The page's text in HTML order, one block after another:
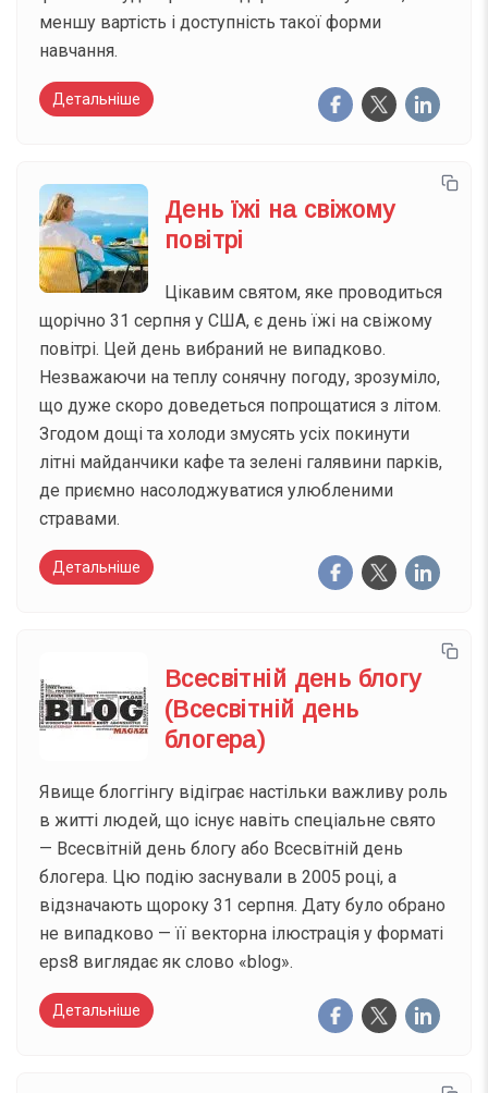
меншу вартість і доступність такої форми
навчання.
Детальніше
День їжі на свіжому
повітрі
Цікавим святом, яке проводиться
щорічно 31 серпня у США, є день їжі на свіжому
повітрі. Цей день вибраний не випадково.
Незважаючи на теплу сонячну погоду, зрозуміло,
що дуже скоро доведеться попрощатися з літом.
Згодом дощі та холоди змусять усіх покинути
літні майданчики кафе та зелені галявини парків,
де приємно насолоджуватися улюбленими
стравами.
Детальніше
Всесвітній день блогу
(Всесвітній день
блогера)
Явище блоггінгу відіграє настільки важливу роль
в житті людей, що існує навіть спеціальне свято
— Всесвітній день блогу або Всесвітній день
блогера. Цю подію заснували в 2005 році, а
відзначають щороку 31 серпня. Дату було обрано
не випадково — її векторна ілюстрація у форматі
eps8 виглядає як слово «blog».
Детальніше